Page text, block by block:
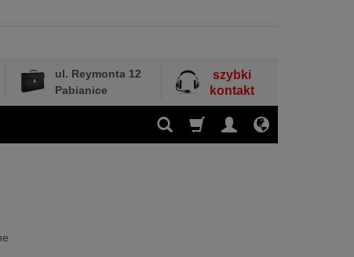
ul. Reymonta 12
Pabianice
szybki
kontakt